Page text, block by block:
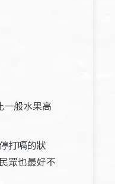
一般水果高
打嗝的狀
眾也最好不